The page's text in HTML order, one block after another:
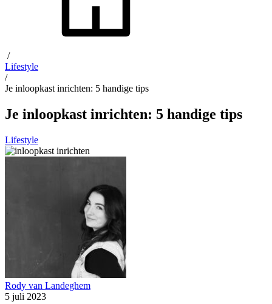
/
Lifestyle
/
Je inloopkast inrichten: 5 handige tips
Je inloopkast inrichten: 5 handige tips
Lifestyle
Rody van Landeghem
5 juli 2023